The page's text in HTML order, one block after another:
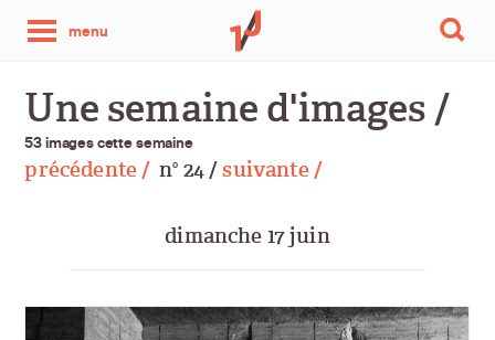
menu
photo
par
jour
Une semaine d'images /
53 images cette semaine
précédente / no 24 /suivante /
dimanche 17 juin